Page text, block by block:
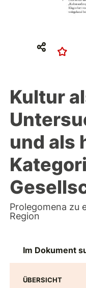
Kultur
und als
Prolegomena zu
Region
ÜBERSICHT